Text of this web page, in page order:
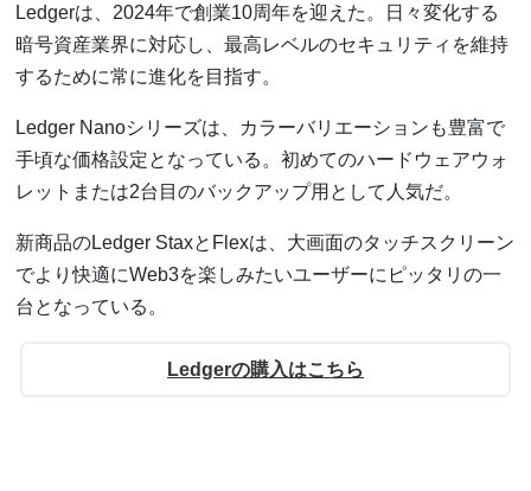
Ledgerは、2024年で創業10周年を迎えた。日々変化する
暗号資産業界に対応し、最高レベルのセキュリティを維持
するために常に進化を目指す。
Ledger Nanoシリーズは、カラーバリエーションも豊富で
手頃な価格設定となっている。初めてのハードウェアウォ
レットまたは2台目のバックアップ用として人気だ。
新商品のLedger StaxとFlexは、大画面のタッチスクリーン
でより快適にWeb3を楽しみたいユーザーにピッタリの一
台となっている。
Ledgerの購入はこちら